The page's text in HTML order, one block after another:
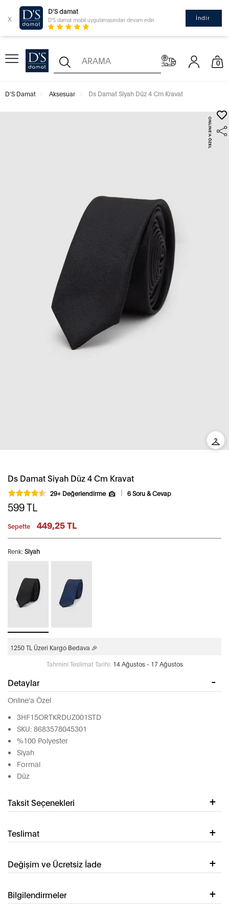
x
D'S damat
D'S damat mobil uygulamasından devam edin İndir
0
D'S Damat Aksesuar Ds Damat Siyah Düz 4 Cm Kravat
Ds Damat Siyah Düz 4 Cm Kravat
29+ Değerlendirme 6 Soru & Cevap
599TL
Sepette 449,25 TL
Renk: Siyah
1250 TL Üzeri Kargo Bedava 🎉
Tahmini Teslimat Tarihi: 14 Ağustos - 17 Ağustos
Detaylar
Online'a Özel
3HF15ORTKRDUZ001STD
SKU: 8683578045301
%100 Polyester
Siyah
Formal
Düz
Taksit Seçenekleri
Teslimat
Değişim ve Ücretsiz İade
Bilgilendirmeler